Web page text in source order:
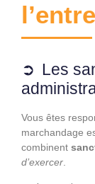
Les
Vous êtes
marchandage
combinent
d’exercer.